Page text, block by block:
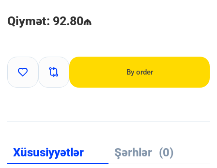
Qiymət: 92.80₼
By order
Xüsusiyyətlər Şərhlər (0)